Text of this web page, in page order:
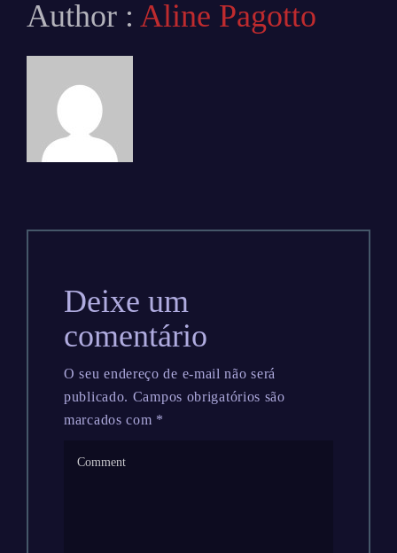
Author : Aline Pagotto
Deixe um
comentário
O seu endereço de e-mail não será
publicado. Campos obrigatórios são
marcados com *